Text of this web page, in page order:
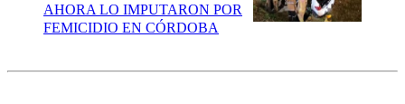
AHORA LO IMPUTARON POR
FEMICIDIO EN CÓRDOBA